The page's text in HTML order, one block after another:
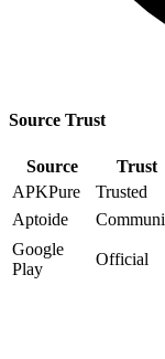
Source Trust
Source Trust
APKPure
Trusted
Aptoide
Google
Play
Official